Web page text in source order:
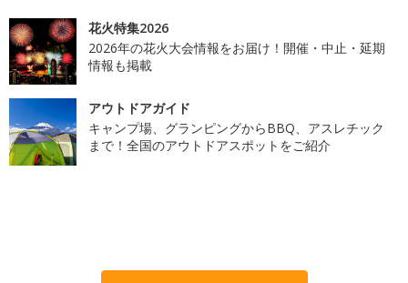
花火特集2026
2026年の花火大会情報をお届け！開催・中止・延期
情報も掲載
アウトドアガイド
キャンプ場、グランピングからBBQ、アスレチック
まで！全国のアウトドアスポットをご紹介